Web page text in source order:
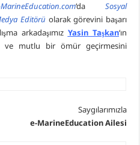
‘da Sosyal
Editörü olarak görevini başarı
arkadaşımız Yasin Taşkan‘ın
ve mutlu bir ömür geçirmesini
Saygılarımızla
e-MarineEducation Ailesi